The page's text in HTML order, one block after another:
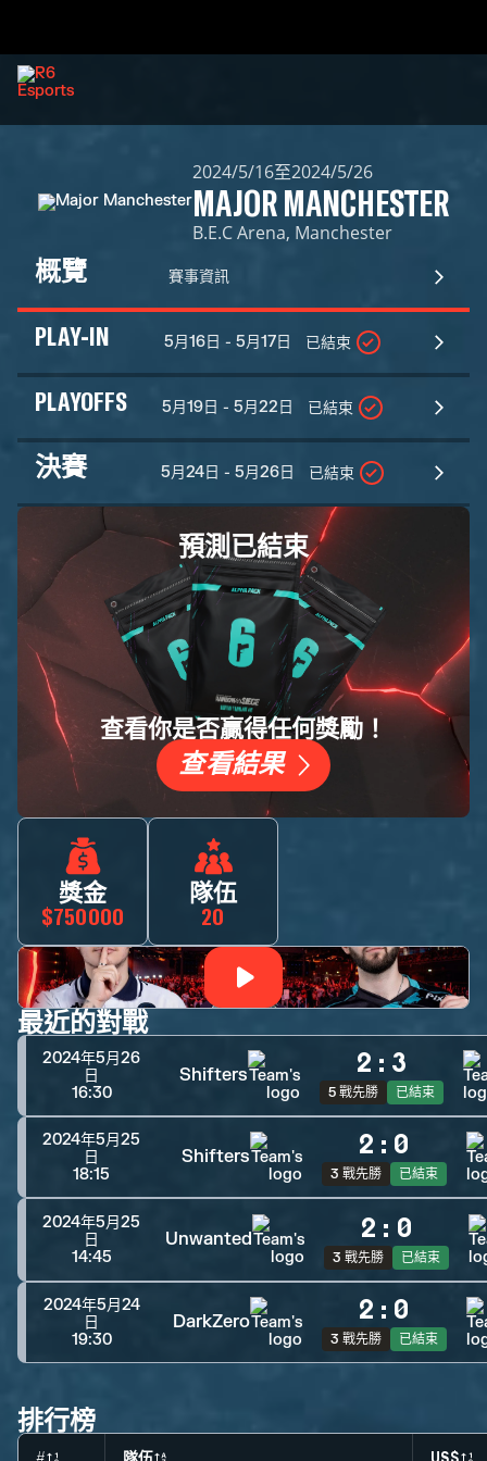
2024/5/16至2024/5/26
MAJOR MANCHESTER
B.E.C Arena, Manchester
概覽 賽事資訊
PLAY-IN 5月16日 - 5月17日 已結束
PLAYOFFS 5月19日 - 5月22日 已結束
決賽 5月24日 - 5月26日 已結束
預測已結束
查看你是否贏得任何獎勵！
查看結果
獎金
$750000
隊伍
20
最近的對戰
2024年5月26
日
16:30
Shifters 2 : 3
5 戰先勝 已結束
2024年5月25
日
18:15
Shifters 2 : 0
3 戰先勝 已結束
2024年5月25
日
14:45
Unwanted 2 : 0
3 戰先勝 已結束
2024年5月24
日
19:30
DarkZero 2 : 0
3 戰先勝 已結束
排行榜